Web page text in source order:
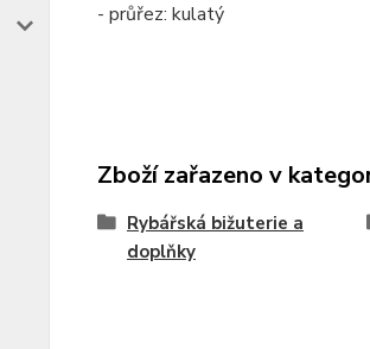
- průřez: kulatý
Zboží zařazeno v
Rybářská bižuterie a
doplňky